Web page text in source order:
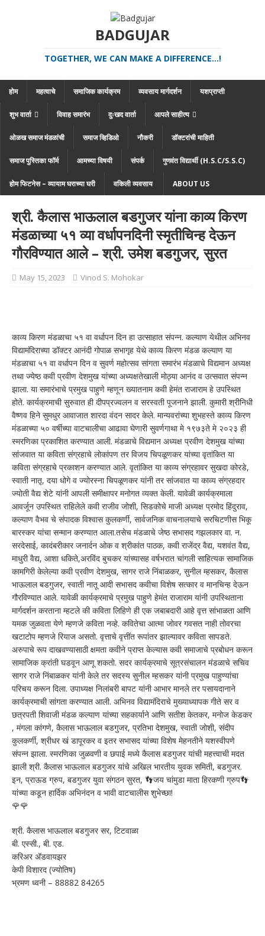
BADGUJAR
TOGETHER, WE CAN MAKE A DIFFERENCE...!
होम महत्वाचे समाजिक कार्यक्रम व्यवसाय मार्गदर्शन यशप्राप्ती
शुभ वार्ता विवाह समारंभ दुःखद वार्ता आपले साहीत्य
ओळख समाज मंडळांची समाज व्हिडिओ नौकरी डॉक्टरांची माहिती
समाज पुस्तिका फॉर्म आमच्या विषयी संपर्क गुणवंत विद्यार्थी (H.S.C/S.S.C)
होम फिटनेस – व्यायाम घराच्या घरी वकिली व्यवसाय ABOUT US
श्री. कैलास भाऊलाल बडगुजर यांना काव्य किरण
मंडळाच्या ५१ व्या वर्धापनदिनी स्मृतीचिन्ह देऊन
गौरविण्यात आले – श्री. उमेश बडगुजर, सुरत
May 15, 2023 Vinod S. Mohokar
काव्य किरण मंडळाचा ५१ वा वर्धापन दिन हा उत्साहात संपन्न. कल्याण येथील अभिनव
विद्यामंदिराच्या डॉक्टर आनंदी गोपाळ सभागृह येथे काव्य किरण मंडळ कल्याण या
मंडळाचा ५१ वा वर्धापन दिन व सुवर्ण महोत्सव सांगता समारंभ मंडळाचे विद्यमान अध्यक्ष
तथा ज्येष्ठ कवी प्रवीण देशमुख यांच्या अध्यक्षतेखाली मोठ्या आनंद व उत्सवात संपन्न
झाला. या समारंभाचे प्रमुख पाहुणे म्हणून ख्यातनाम कवी हेमंत राजाराम हे उपस्थित
होते. कार्यक्रमाची सुरुवात ही दीपप्रज्वलन व सरस्वती पूजनाने झाली. कुमारी श्रीनिधी
वैष्णव हिने सुमधुर आवाजात शारदा वंदन सादर केले. मान्यवरांच्या शुभहस्ते काव्य किरण
मंडळाच्या ५० वर्षीच्या वाटचालीचा आढावा घेणारी सुवर्णगाथा मे १९७३ते मे २०२३ ही
स्मरणिका प्रकाशित करण्यात आली. मंडळाचे विद्यमान अध्यक्ष प्रवीण देशमुख यांच्या
सांजवात या कविता संग्रहाचे लोकांपण तर विजय चिपळूणकर यांच्या वृतांकित या
कविता संग्रहाचे प्रकाशन करण्यात आले. वृतांकित या काव्य संग्रहावर सुखदा कोरडे,
स्वाती नातृ, दया धोगे व ज्योरस्ना चिपळूणकर यांनी तर सांजवात या काव्य संग्रहदार
ज्योती वैद्य शेटे यांनी आपली समीक्षापर मनोगत व्यक्त केली. यावेळी कार्यक्रमाला
आवर्जून उपस्थित राहिलेले कवी राजीव जोशी, सिडकोचे माजी अध्यक्ष प्रमोद हिंदुराव,
कल्याण वैभव चे संपादक विश्वास कुलकर्णी, सार्वजनिक वाचनालयाचे सरचिटणीस भिकू
बारस्कर यांचा सन्मान करण्यात आला.तसेच मंडळाचे जेष्ठ सभासद गझलकार वा. न.
सरदेसाई, कादंबरीकार जनार्दन ओक व श्रीकांत पाठक, कवी राजेंद्र वैद्य, यशवंत वैद्य,
माधुरी वैद्य, आशा धकिते,अरविंद बुचकर यांच्यासह वर्षभरात चांगली साहित्यक सामाजिक
कामगिरी केलेल्या कवी प्रवीण देशमुख, सागर राजे निंबाळकर, सुनील म्हसकर, कैलास
भाऊलाल बडगुजर, स्वाती नातू आदी सभासद कवीचा विशेष सत्कार व मानचिन्ह देऊन
गौरविण्यात आले. यावेळी कार्यक्रमाचे प्रमुख पाहुणे हेमंत राजाराम यांनी उपस्थिताना
मार्गदर्शन करताना म्हटले की कविता लिहिणे ही एक जबाबदारी आहे वृत्त सांभाळता आणि
यमक जुळवता येणे म्हणजे कविता नव्हे. कवितेचा आत्मा जोवर गवसत नाही तोवरचा
खटाटोप म्हणजे रियाज असतो. वृत्ताचे वृत्तींत रूपांतर झाल्यावर कविता सापडते.
अरुपाचे रूप दाखवण्यासाठी क्षमता कवीने प्राप्त केल्यास कवी समाजाचे प्रबोधन करून
सामाजिक क्रांती घडवून आणू शकतो. सदर कार्यक्रमाचे सूत्रसंचालन मंडळाचे सचिव
सागर राजे निंबाळकर यांनी केले तर सदस्य सुनील म्हसकर यांनी प्रमुख पाहुण्यांचा
परिचय करून दिला. उपाध्यक्ष निलांबरी बापट यांनी आभार मानले तर पसायदानाने
कार्यक्रमाची सांगता करण्यात आली. अभिनव विद्यामंदिराचे मुख्याध्यापक गीते सर व
छत्रपती शिवाजी मंडळ कल्याण यांच्या सहकार्याने आणि सतीश केतकर, मनोज केडकर
, मंगला कांगणे, कैलास भाऊलाल बडगुजर, प्रतिभा देशमुख, स्वाती जोशी, संदीप
कुलकर्णी, श्रीधर खं डापूरकर व इतर सभासद यांच्या विशेष मेहनतीने यशस्वीपणे
संपन्न झाला. स्मरणिका जुळवणी व छपाई मध्ये कैलास बडगुजर यांची महत्त्वाची मदत
झाली श्री. कैलास भाऊलाल बडगुजर यांचे अखिल भारतीय युवक समिती, बडगुजर.
इन, प्राऊड ग्रुप, बडगुजर युवा संगठन सुरत, 👣जय चांमुडा माता हिरकणी ग्रुप👣
यांच्या कडून हार्दिक अभिनंदन व भावी वाटचालीस शुभेच्छा!
🌹🌹
श्री. कैलास भाऊलाल बडगुजर सर, टिटवाळा
बी. एस्सी., बी. एड.
करिअर ॲडवायझर
केपी विशारद (ज्योतिष)
भ्रमण ध्वनी – 88882 84265